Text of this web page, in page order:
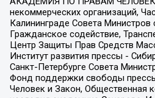
некоммерческих организаций,
Калининграде Совета Министров
Гражданское содействие,
Центр Защиты Прав Средств
Институт развития прессы -
Санкт-Петербурге Совета
Фонд поддержки свободы
Человек и Закон, Общественная